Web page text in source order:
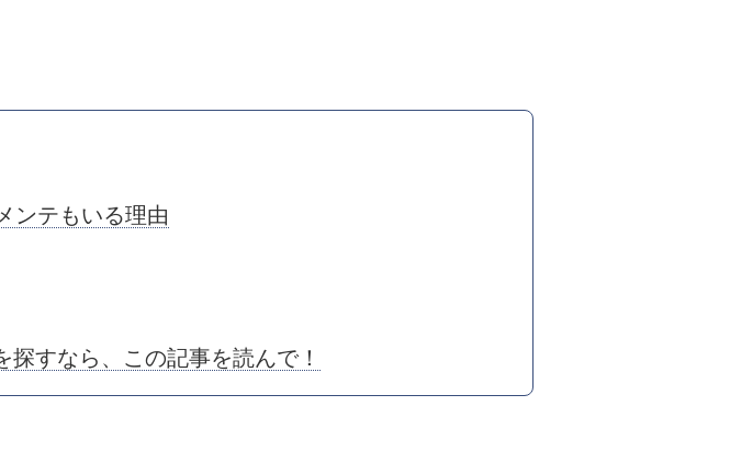
ンテもいる理由
すなら、この記事を読んで！